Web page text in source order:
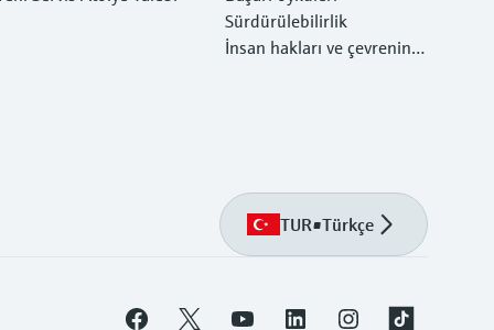
Sürdürülebilirlik
İnsan hakları ve çevrenin k
TUR•Türkçe